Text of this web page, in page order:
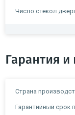
Число стекол
Гарантия
Страна
Гарантийный срок